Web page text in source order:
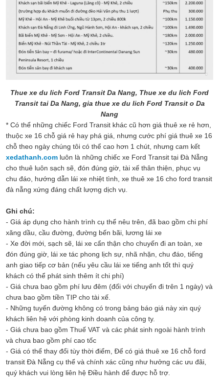
Thue xe du lich Ford Transit Da Nang, Thue xe du lich Ford
Transit tai Da Nang, gia thue xe du lich Ford Transit o Da
Nang
* Có thể những chiếc Ford Transit khác cũ hơn giá thuê xe rẻ hơn,
thuộc xe 16 chỗ giá rẻ hay phá giá, nhưng cước phí giá thuê xe 16
chỗ theo ngày chúng tôi có thể cao hơn 1 chút, nhưng cam kết
xedathanh.com luôn là những chiếc xe Ford Transit tại Đà Nẵng
cho thuê luôn sạch sẽ, đón đúng giờ, tài xế thân thiện, phục vụ
chu đáo, hướng dẫn lái xe nhiệt tình, xe thuê xe 16 cho ford transit
đà nẵng xứng đáng chất lượng dịch vụ.
Ghi chú:
- Giá áp dụng cho hành trình cụ thể nêu trên, đã bao gồm chi phí
xăng dầu, cầu đường, đường bến bãi, lương lái xe
- Xe đời mới, sạch sẽ, lái xe cẩn thận cho chuyến đi an toàn, xe
đón đúng giờ, lái xe tác phong lịch sự, nhã nhặn, chu đáo, tiếng
anh giao tiếp cơ bản (nếu yêu cầu lái xe tiếng anh tốt thì quý
khách có thể phát sinh thêm ít chi phí)
- Giá chưa bao gồm phí lưu đêm (đối với chuyến đi trên 1 ngày) và
chưa bao gồm tiền TIP cho tài xế.
- Những tuyến đường không có trong bảng báo giá này xin quý
khách liên hệ với phòng kinh doanh của công ty.
- Giá chưa bao gồm Thuế VAT và các phát sinh ngoài hành trình
và chưa bao gồm phí cao tốc
- Giá có thể thay đổi tùy thời điểm, Để có giá thuê xe 16 chỗ ford
transit Đà Nẵng cụ thể và chính xác cũng như hưởng các ưu đãi,
quý khách vui lòng liên hệ Điều hành để được hỗ trợ.